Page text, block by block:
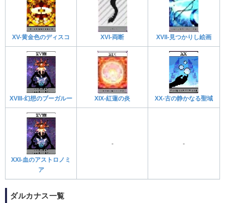
XV-黄金色のディスコ XVI-両断 XVII-見つかりし絵画
XVIII-幻想のブーガルー XIX-紅蓮の炎 XX-古の静かなる聖域
XXI-血のアストロノミ
ア
- -
ダルカナス一覧